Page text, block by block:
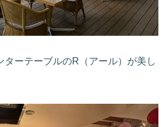
ターテーブルのR（アール）が美し